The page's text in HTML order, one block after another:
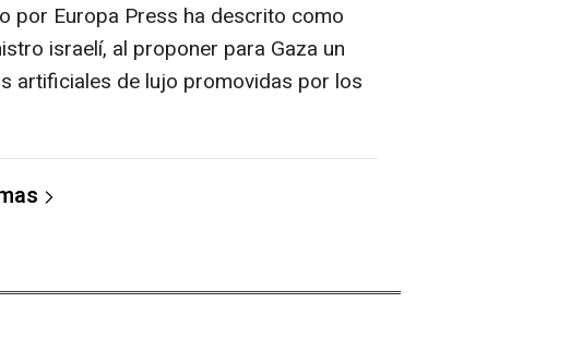
por Europa Press ha descrito como
israelí, al proponer para Gaza un
artificiales de lujo promovidas por los